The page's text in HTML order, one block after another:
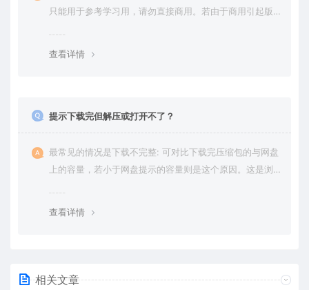
只能用于参考学习用，请勿直接商用。若由于商用引起版
查看详情
提示下载完但解压或打开不了？
最常见的情况是下载不完整: 可对比下载完压缩包的与网盘
上的容量，若小于网盘提示的容量则是这个原因。这是浏
查看详情
相关文章